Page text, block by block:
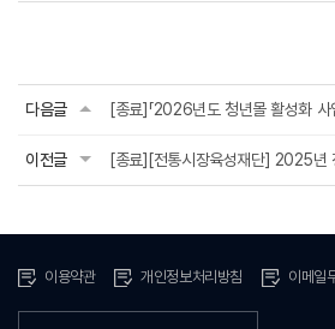
다음글 [종료]「2026년도 청년몰 활성화 사
이전글
이용약관 개인정보처리방침 이메일